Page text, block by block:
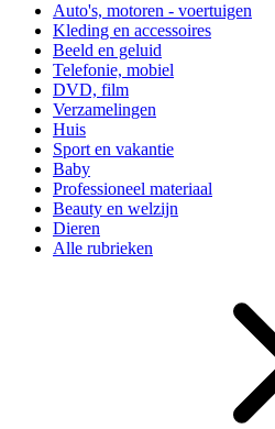
Auto's, motoren - voertuigen
Kleding en accessoires
Beeld en geluid
Telefonie, mobiel
DVD, film
Verzamelingen
Huis
Sport en vakantie
Baby
Professioneel materiaal
Beauty en welzijn
Dieren
Alle rubrieken